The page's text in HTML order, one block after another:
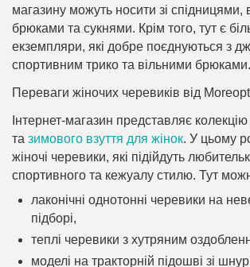
магазину можуть носити зі спідницями,
брюками та сукнями. Крім того, тут є
екземпляри, які добре поєднуються з
спортивним трико та вільними брюками.
Переваги жіночих черевиків від
Інтернет-магазин представляє
тазимового взуття для жінок. У цьому
жіночі черевики, які підійдуть
спортивного та кежуалу стилю. Тут
лаконічні однотонні черевики на
підборі,
теплі черевики з хутряним
моделі на тракторній підошві зі